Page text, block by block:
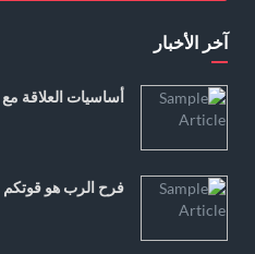
آخر الأخبار
أساسيات العلاقة
فرح الرب هو قوتكم